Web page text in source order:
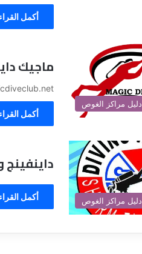
أكمل
دليل مراكز الغوص
ماجيك
أكمل
دليل مراكز الغوص أكمل